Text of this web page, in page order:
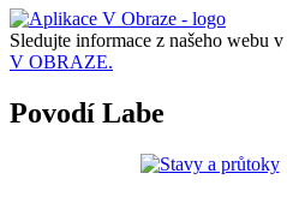
Sledujte informace z našeho webu v
V OBRAZE.
Povodí Labe